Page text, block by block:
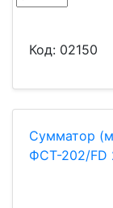
Код: 02150
Сумматор
ФСТ-202/FD